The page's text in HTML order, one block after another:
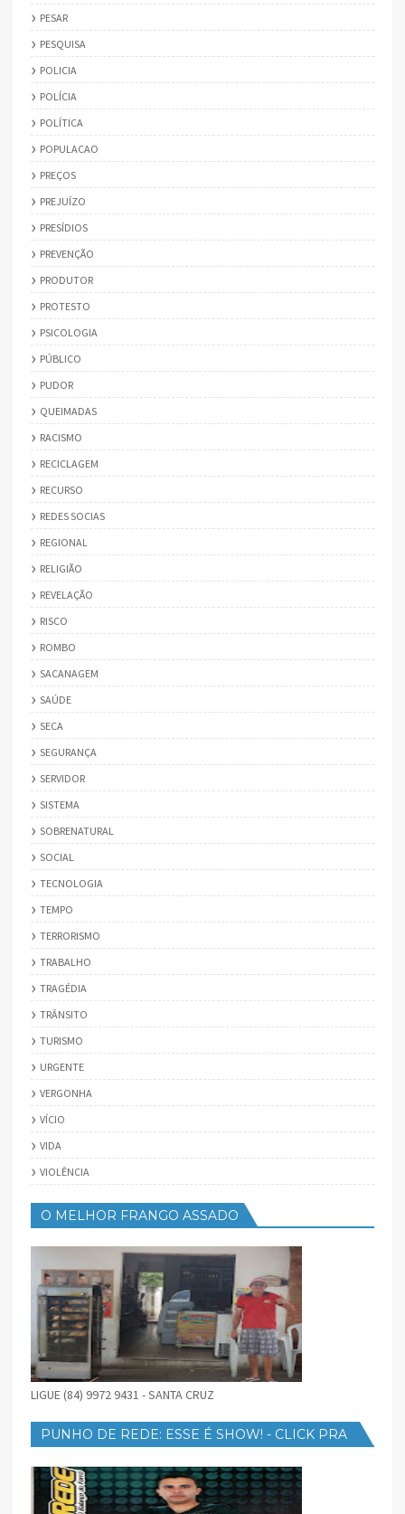
PESAR
PESQUISA
POLICIA
POLÍCIA
POLÍTICA
POPULACAO
PREÇOS
PREJUÍZO
PRESÍDIOS
PREVENÇÃO
PRODUTOR
PROTESTO
PSICOLOGIA
PÚBLICO
PUDOR
QUEIMADAS
RACISMO
RECICLAGEM
RECURSO
REDES SOCIAS
REGIONAL
RELIGIÃO
REVELAÇÃO
RISCO
ROMBO
SACANAGEM
SAÚDE
SECA
SEGURANÇA
SERVIDOR
SISTEMA
SOBRENATURAL
SOCIAL
TECNOLOGIA
TEMPO
TERRORISMO
TRABALHO
TRAGÉDIA
TRÂNSITO
TURISMO
URGENTE
VERGONHA
VÍCIO
VIDA
VIOLÊNCIA
O MELHOR FRANGO ASSADO
LIGUE (84) 9972 9431 - SANTA CRUZ
PUNHO DE REDE: ESSE É SHOW! - CLICK PRA